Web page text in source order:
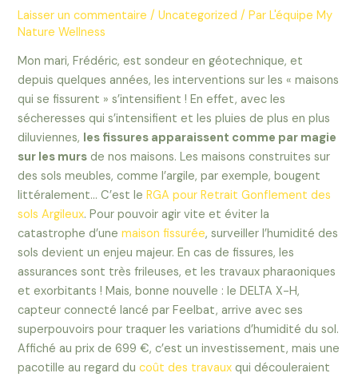
Laisser un commentaire /Uncategorized / ParL'équipe My
Nature Wellness
Mon mari, Frédéric, est sondeur en géotechnique, et
depuis quelques années, les interventions sur les « maisons
qui se fissurent » s’intensifient ! En effet, avec les
sécheresses qui s’intensifient et les pluies de plus en plus
diluviennes, les fissures apparaissent comme par magie
sur les murs de nos maisons. Les maisons construites sur
des sols meubles, comme l’argile, par exemple, bougent
littéralement… C’est leRGA pour Retrait Gonflement des
sols Argileux. Pour pouvoir agir vite et éviter la
catastrophe d’unemaison fissurée, surveiller l’humidité des
sols devient un enjeu majeur. En cas de fissures, les
assurances sont très frileuses, et les travaux pharaoniques
et exorbitants ! Mais, bonne nouvelle : le DELTA X-H,
capteur connecté lancé par Feelbat, arrive avec ses
superpouvoirs pour traquer les variations d’humidité du sol.
Affiché au prix de 699 €, c’est un investissement, mais une
pacotille au regard ducoût des travaux qui découleraient